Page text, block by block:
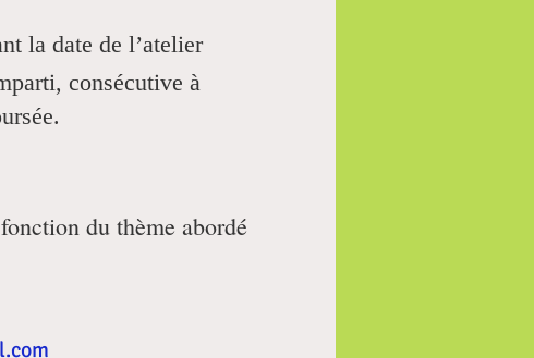
la date de l’atelier
consécutive à
du thème abordé